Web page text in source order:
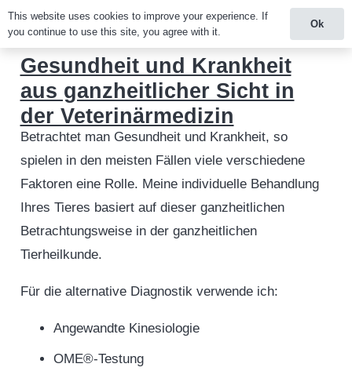
Gesundheit und Krankheit
aus ganzheitlicher Sicht in
der Veterinärmedizin
Betrachtet man Gesundheit und Krankheit, so
spielen in den meisten Fällen viele verschiedene
Faktoren eine Rolle. Meine individuelle Behandlung
Ihres Tieres basiert auf dieser ganzheitlichen
Betrachtungsweise in der ganzheitlichen
Tierheilkunde.
Für die alternative Diagnostik verwende ich:
Angewandte Kinesiologie
OME®-Testung
This website uses cookies to improve your experience. If
you continue to use this site, you agree with it.
Ok